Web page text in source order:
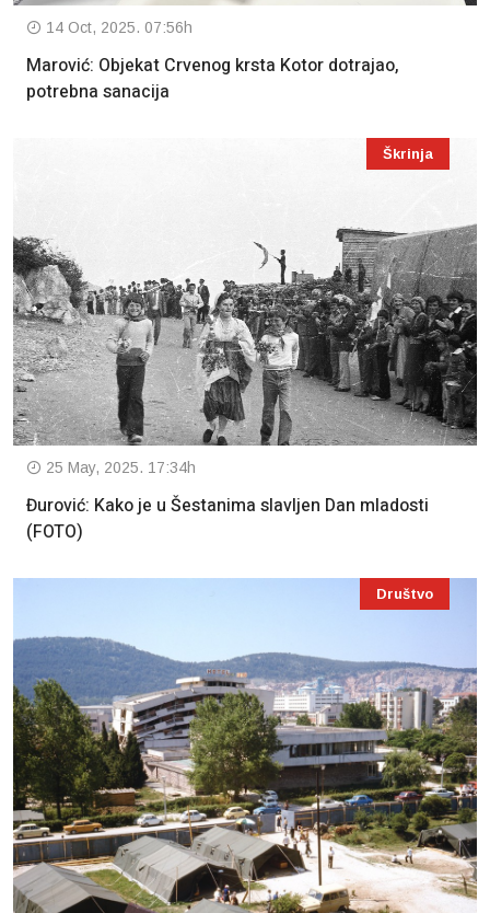
14 Oct, 2025. 07:56h
Marović: Objekat Crvenog krsta Kotor dotrajao,
potrebna sanacija
Škrinja
25 May, 2025. 17:34h
Đurović: Kako je u Šestanima slavljen Dan mladosti
(FOTO)
Društvo